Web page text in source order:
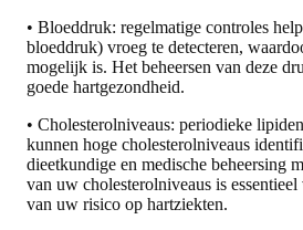
• Bloeddruk: regelmatige controles
bloeddruk) vroeg te detecteren,
mogelijk is. Het beheersen van deze
goede hartgezondheid.
• Cholesterolniveaus: periodieke
kunnen hoge cholesterolniveaus
dieetkundige en medische beheersing
van uw cholesterolniveaus is
van uw risico op hartziekten.